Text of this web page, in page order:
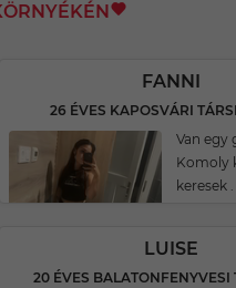
FANNI
26 ÉVES KAPOSVÁRI
Van egy
Komoly
keresek .
LUISE